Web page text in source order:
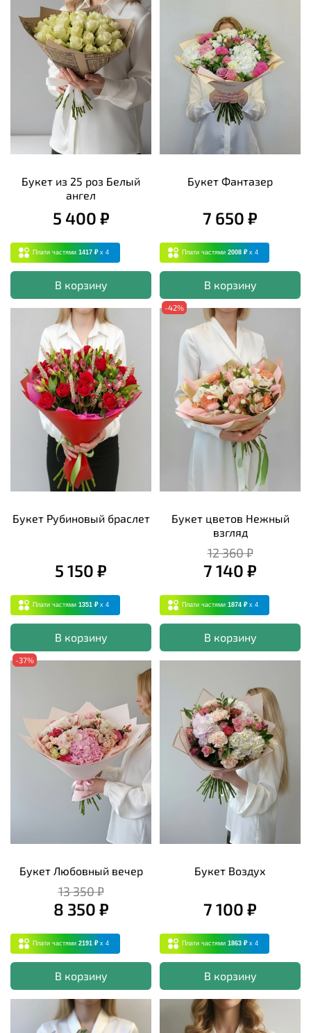
Букет из 25 роз Белый
ангел
5 400 ₽
Плати частями 1417 ₽ x 4
В корзину
Букет Фантазер
7 650 ₽
Плати частями 2008 ₽ x 4
В корзину
Букет Рубиновый браслет
5 150 ₽
Плати частями 1351 ₽ x 4
В корзину
-42%
Букет цветов Нежный
взгляд
12 360 ₽
7 140 ₽
Плати частями 1874 ₽ x 4
В корзину
-37%
Букет Любовный вечер
13 350 ₽
8 350 ₽
Плати частями 2191 ₽ x 4
В корзину
Букет Воздух
7 100 ₽
Плати частями 1863 ₽ x 4
В корзину